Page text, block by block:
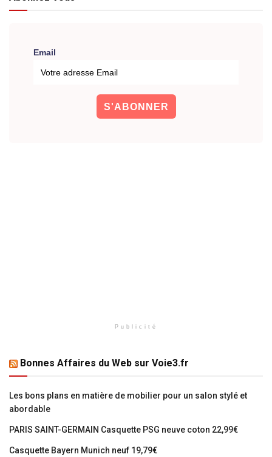
Email
Publicité
Bonnes Affaires du Web sur Voie3.fr
Les bons plans en matière de mobilier pour un salon stylé et
abordable
PARIS SAINT-GERMAIN Casquette PSG neuve coton 22,99€
Casquette Bayern Munich neuf 19,79€